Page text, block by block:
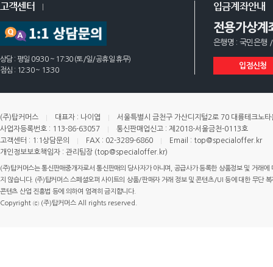
고객센터
상담 : 평일 09:30 ~ 17:30 (토/일/공휴일 휴무)
점심 : 12:30 ~ 13:30
입금계좌안내
전용가상계
은행명 : 국민은행
입점신청
(주)탑커머스 대표자 : 나이엽
서울특별시 금천구 가산디지털2로 70 대륭테크노
사업자등록번호 : 113-86-63057
통신판매업신고 : 제2018-서울금천-0113호
고객센터 : 1:1상담문의
FAX : 02-3289-6860
Email : top@specialoffer.kr
개인정보보호책임자 : 관리팀장 (top@specialoffer.kr)
(주)탑커머스는 통신판매중개자로서 통신판매의 당사자가 아니며, 공급사가 등록한 상품정보 및 거래
지 않습니다. (주)탑커머스 스페셜오퍼 사이트의 상품/판매자 거래 정보 및 콘텐츠/UI 등에 대한 무단
콘텐츠 산업 진흥법 등에 의하여 엄격히 금지합니다.
Copyright ⓒ (주)탑커머스 All rights reserved.